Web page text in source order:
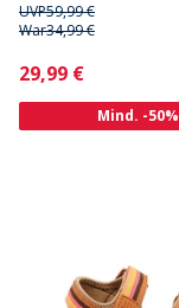
UVP59,99 €
War34,99 €
Current
29,99 €
Mind. -50%